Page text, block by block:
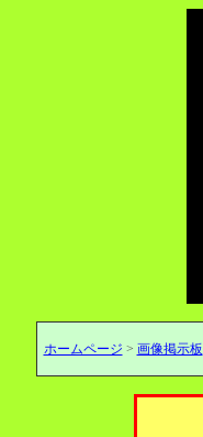
ホームページ > 画像掲示板